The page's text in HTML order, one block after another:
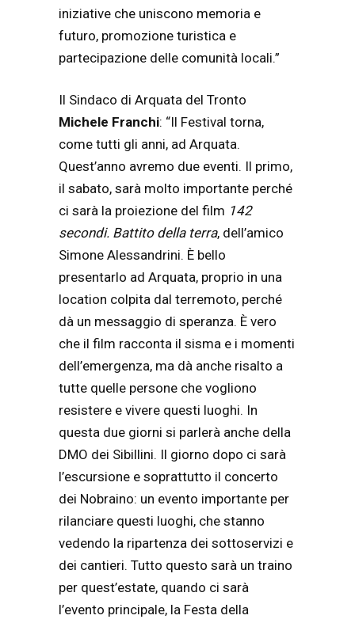
iniziative che uniscono memoria e
futuro, promozione turistica e
partecipazione delle comunità locali.”
Il Sindaco di Arquata del Tronto
Michele Franchi: “Il Festival torna,
come tutti gli anni, ad Arquata.
Quest’anno avremo due eventi. Il primo,
il sabato, sarà molto importante perché
ci sarà la proiezione del film 142
secondi. Battito della terra, dell’amico
Simone Alessandrini. È bello
presentarlo ad Arquata, proprio in una
location colpita dal terremoto, perché
dà un messaggio di speranza. È vero
che il film racconta il sisma e i momenti
dell’emergenza, ma dà anche risalto a
tutte quelle persone che vogliono
resistere e vivere questi luoghi. In
questa due giorni si parlerà anche della
DMO dei Sibillini. Il giorno dopo ci sarà
l’escursione e soprattutto il concerto
dei Nobraino: un evento importante per
rilanciare questi luoghi, che stanno
vedendo la ripartenza dei sottoservizi e
dei cantieri. Tutto questo sarà un traino
per quest’estate, quando ci sarà
l’evento principale, la Festa della